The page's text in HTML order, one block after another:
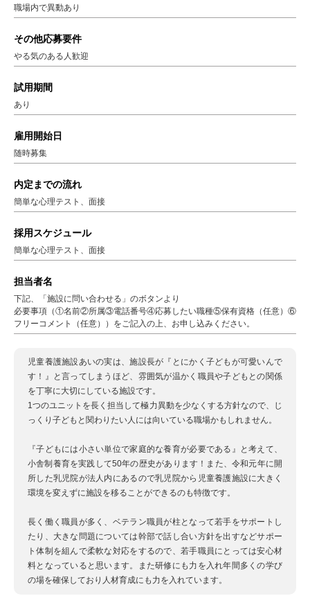
職場内で異動あり
その他応募要件
やる気のある人歓迎
試用期間
あり
雇用開始日
随時募集
内定までの流れ
簡単な心理テスト、面接
採用スケジュール
簡単な心理テスト、面接
担当者名
下記、「施設に問い合わせる」のボタンより
必要事項（①名前②所属③電話番号④応募したい職種⑤保有資格（任意）⑥
フリーコメント（任意））をご記入の上、お申し込みください。
児童養護施設あいの実は、施設長が『とにかく子どもが可愛いんで
す！』と言ってしまうほど、雰囲気が温かく職員や子どもとの関係
を丁寧に大切にしている施設です。
1つのユニットを長く担当して極力異動を少なくする方針なので、じ
っくり子どもと関わりたい人には向いている職場かもしれません。
『子どもには小さい単位で家庭的な養育が必要である』と考えて、
小舎制養育を実践して50年の歴史があります！また、令和元年に開
所した乳児院が法人内にあるので乳児院から児童養護施設に大きく
環境を変えずに施設を移ることができるのも特徴です。
長く働く職員が多く、ベテラン職員が柱となって若手をサポートし
たり、大きな問題については幹部で話し合い方針を出すなどサポー
ト体制を組んで柔軟な対応をするので、若手職員にとっては安心材
料となっていると思います。また研修にも力を入れ年間多くの学び
の場を確保しており人材育成にも力を入れています。